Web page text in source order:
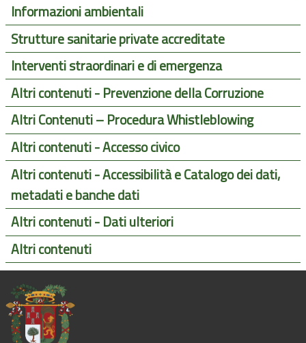
Informazioni ambientali
Strutture sanitarie private accreditate
Interventi straordinari e di emergenza
Altri contenuti - Prevenzione della Corruzione
Altri Contenuti – Procedura Whistleblowing
Altri contenuti - Accesso civico
Altri contenuti - Accessibilità e Catalogo dei dati,
metadati e banche dati
Altri contenuti - Dati ulteriori
Altri contenuti